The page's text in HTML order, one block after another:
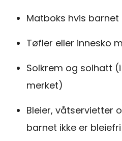
Matboks hvis
Tøfler eller innesko
Solkrem og solhatt
merket)
Bleier, våtservietter
barnet ikke er bleiefri